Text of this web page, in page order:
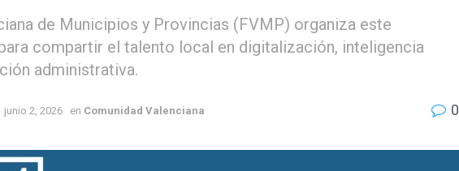
de Municipios y Provincias (FVMP) organiza este
compartir el talento local en digitalización, inteligencia
administrativa.
junio 2, 2026 en Comunidad Valenciana 0